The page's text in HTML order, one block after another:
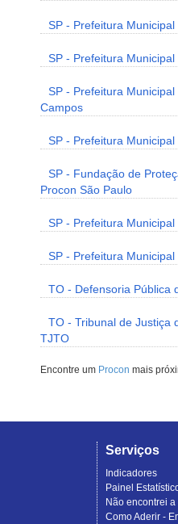
SP - Prefeitura
SP - Prefeitura
SP - Prefeitura
Campos
SP - Prefeitura
SP - Fundação de
Procon São Paulo
SP - Prefeitura
SP - Prefeitura
TO - Defensoria Pública
TO - Tribunal de Justiça
TJTO
Encontre um Procon mais
Serviços
Indicadores
Painel
Não encontrei
Como Aderir -